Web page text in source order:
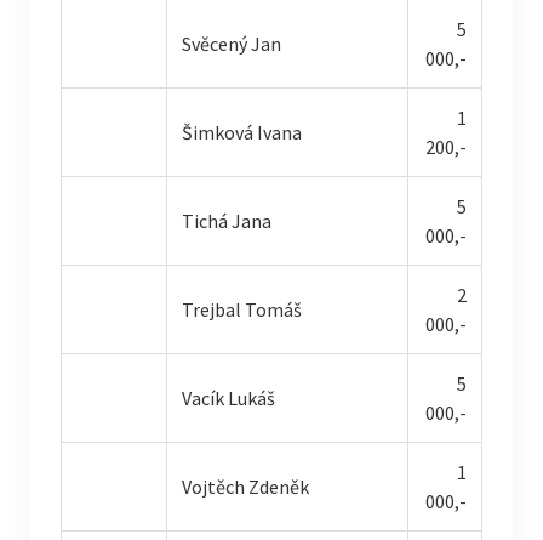
Svěcený Jan
5
000,-
Šimková Ivana
1
200,-
Tichá Jana
5
000,-
Trejbal Tomáš
2
000,-
Vacík Lukáš
5
000,-
Vojtěch Zdeněk
1
000,-